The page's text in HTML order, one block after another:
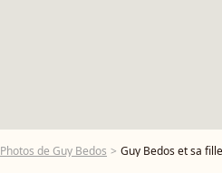
Photos de Guy Bedos Guy Bedos et sa fille Victoria